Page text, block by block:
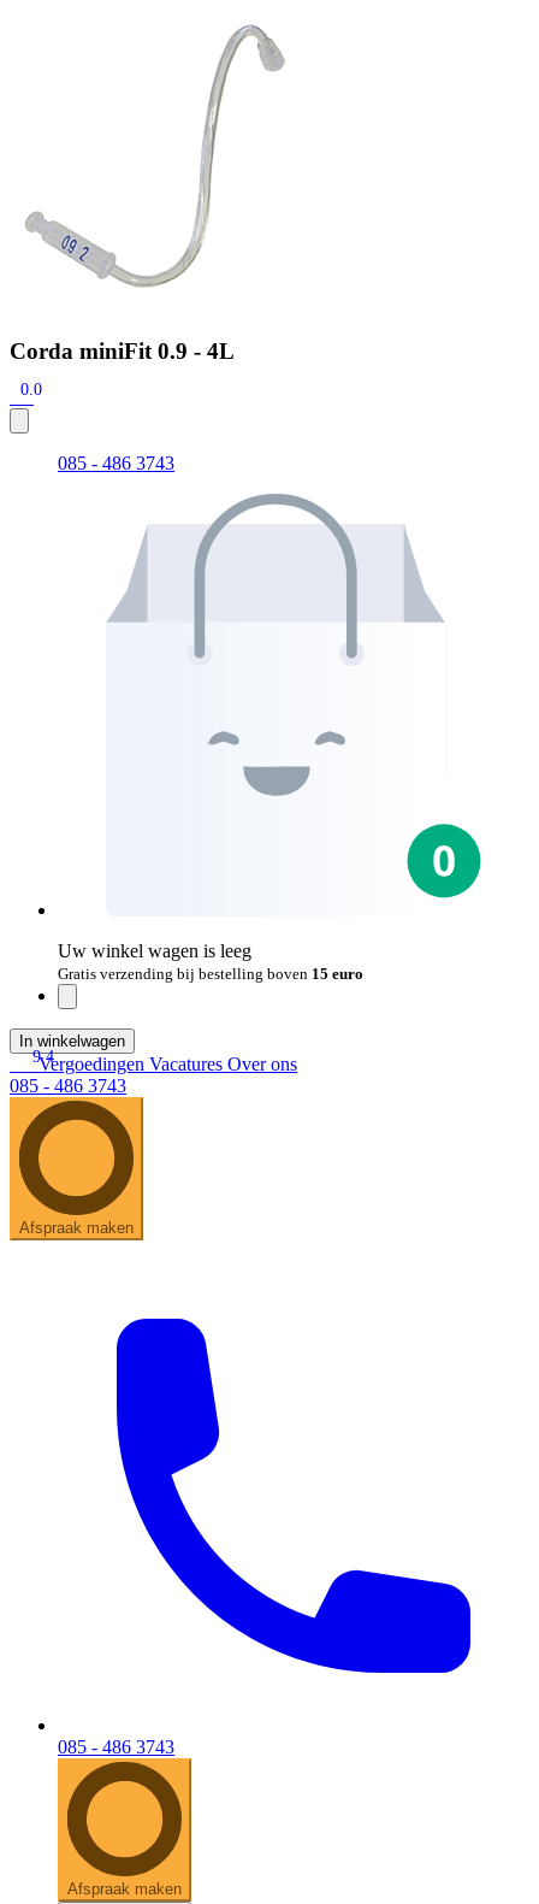
Signia Pure BCT IX
Audio Service R LI 7
Widex filters
Signia Active Mini IX - Oplaadbaar
De Signia Active Mini IX is het nieuwste hoortoestel van Signia.
Corda miniFit 0.9 - 4L
0.0
085 - 486 3743
Uw winkel wagen is leeg
Gratis verzending bij bestelling boven 15 euro
In winkelwagen
9.4
Vergoedingen Vacatures Over ons
085 - 486 3743
Afspraak maken
085 - 486 3743
Afspraak maken